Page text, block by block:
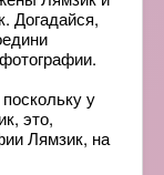
Догадайся,
у
это,
Лямзик, на